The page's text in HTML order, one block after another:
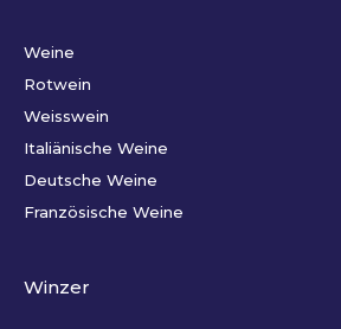
Weine
Rotwein
Weisswein
Italiänische Weine
Deutsche Weine
Französische Weine
Winzer